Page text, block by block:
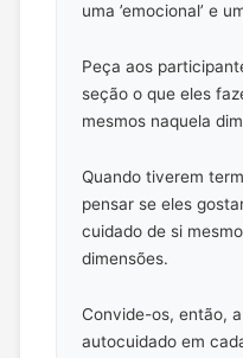
uma ’emocional’ e
Peça aos
seção o que eles
mesmos naquela
Quando tiverem
pensar se eles
cuidado de si
dimensões.
Convide-os, então,
autocuidado em